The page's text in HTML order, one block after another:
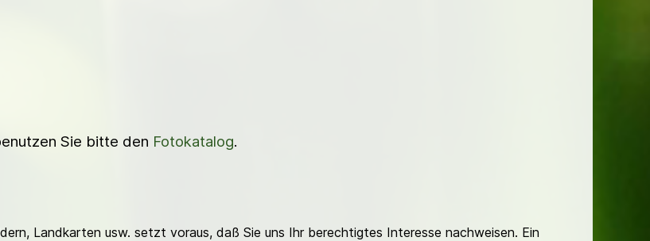
Sie bitte den Fotokatalog.
Landkarten usw. setzt voraus, daß Sie uns Ihr berechtigtes Interesse nachweisen. Ein